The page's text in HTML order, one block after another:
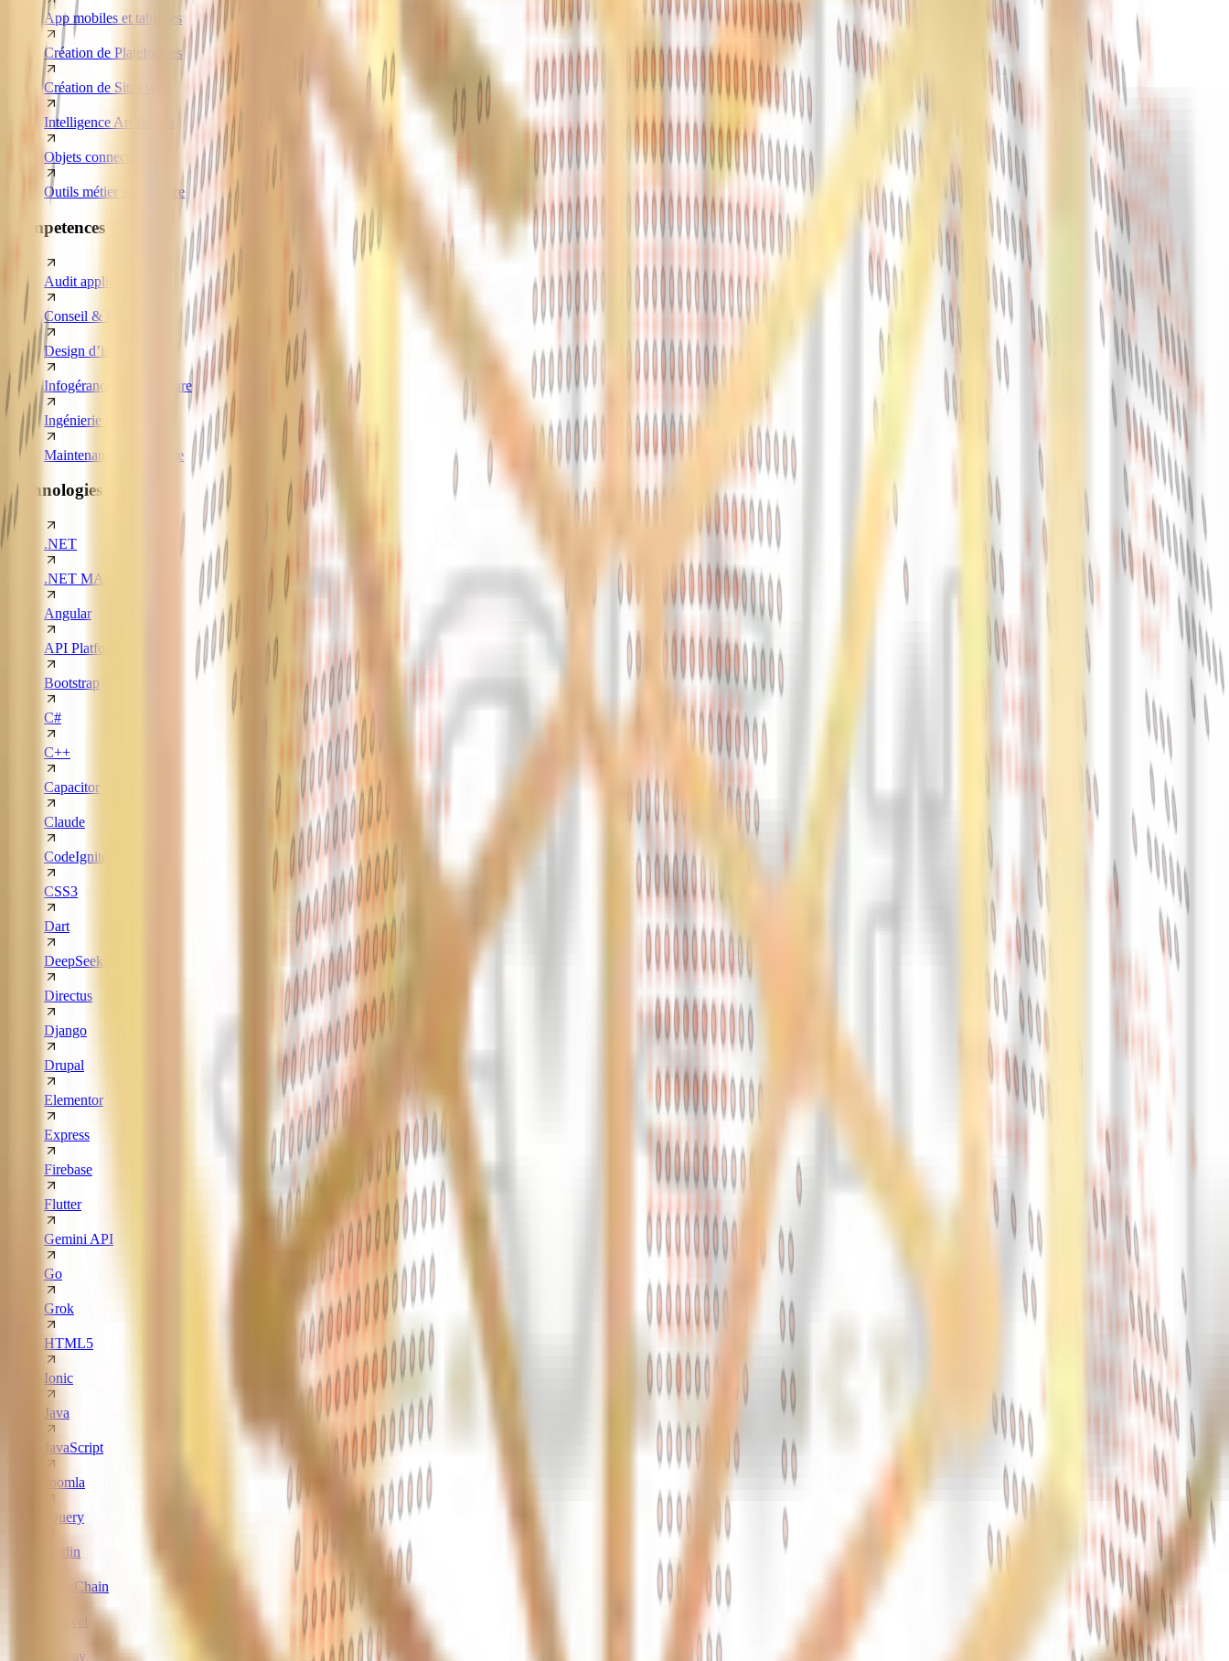
App mobiles et tablettes
Création de Plateformes
Création de Sites web
Intelligence Artificielle
Objets connectés
Outils métier sur-mesure
Competences
Audit applicatif
Conseil & Pilotage
Design d’interface
Infogérance infrastructure
Ingénierie logicielle
Maintenance applicative
Technologies
.NET
.NET MAUI
Angular
API Platform
Bootstrap
C#
C++
Capacitor
Claude
CodeIgniter
CSS3
Dart
DeepSeek
Directus
Django
Drupal
Elementor
Express
Firebase
Flutter
Gemini API
Go
Grok
HTML5
Ionic
Java
JavaScript
Joomla
jQuery
Kotlin
LangChain
Liferay